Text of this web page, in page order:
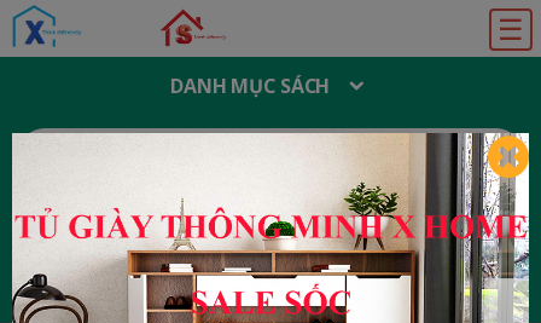
☰
DANH MỤC SÁCH
T
M
I
:
Đăng ký Đăng nhập